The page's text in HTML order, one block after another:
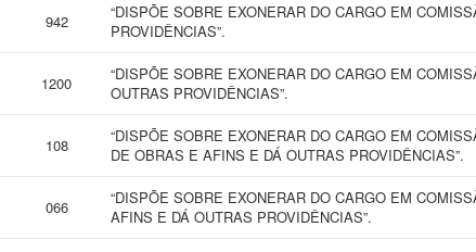
942
“DISPÕE SOBRE EXONERAR DO CARGO EM
PROVIDÊNCIAS”.
1200
“DISPÕE SOBRE EXONERAR DO CARGO EM
OUTRAS PROVIDÊNCIAS”.
108
“DISPÕE SOBRE EXONERAR DO CARGO EM
DE OBRAS E AFINS E DÁ OUTRAS PROVIDÊNCIAS”.
066
“DISPÕE SOBRE EXONERAR DO CARGO EM
AFINS E DÁ OUTRAS PROVIDÊNCIAS”.